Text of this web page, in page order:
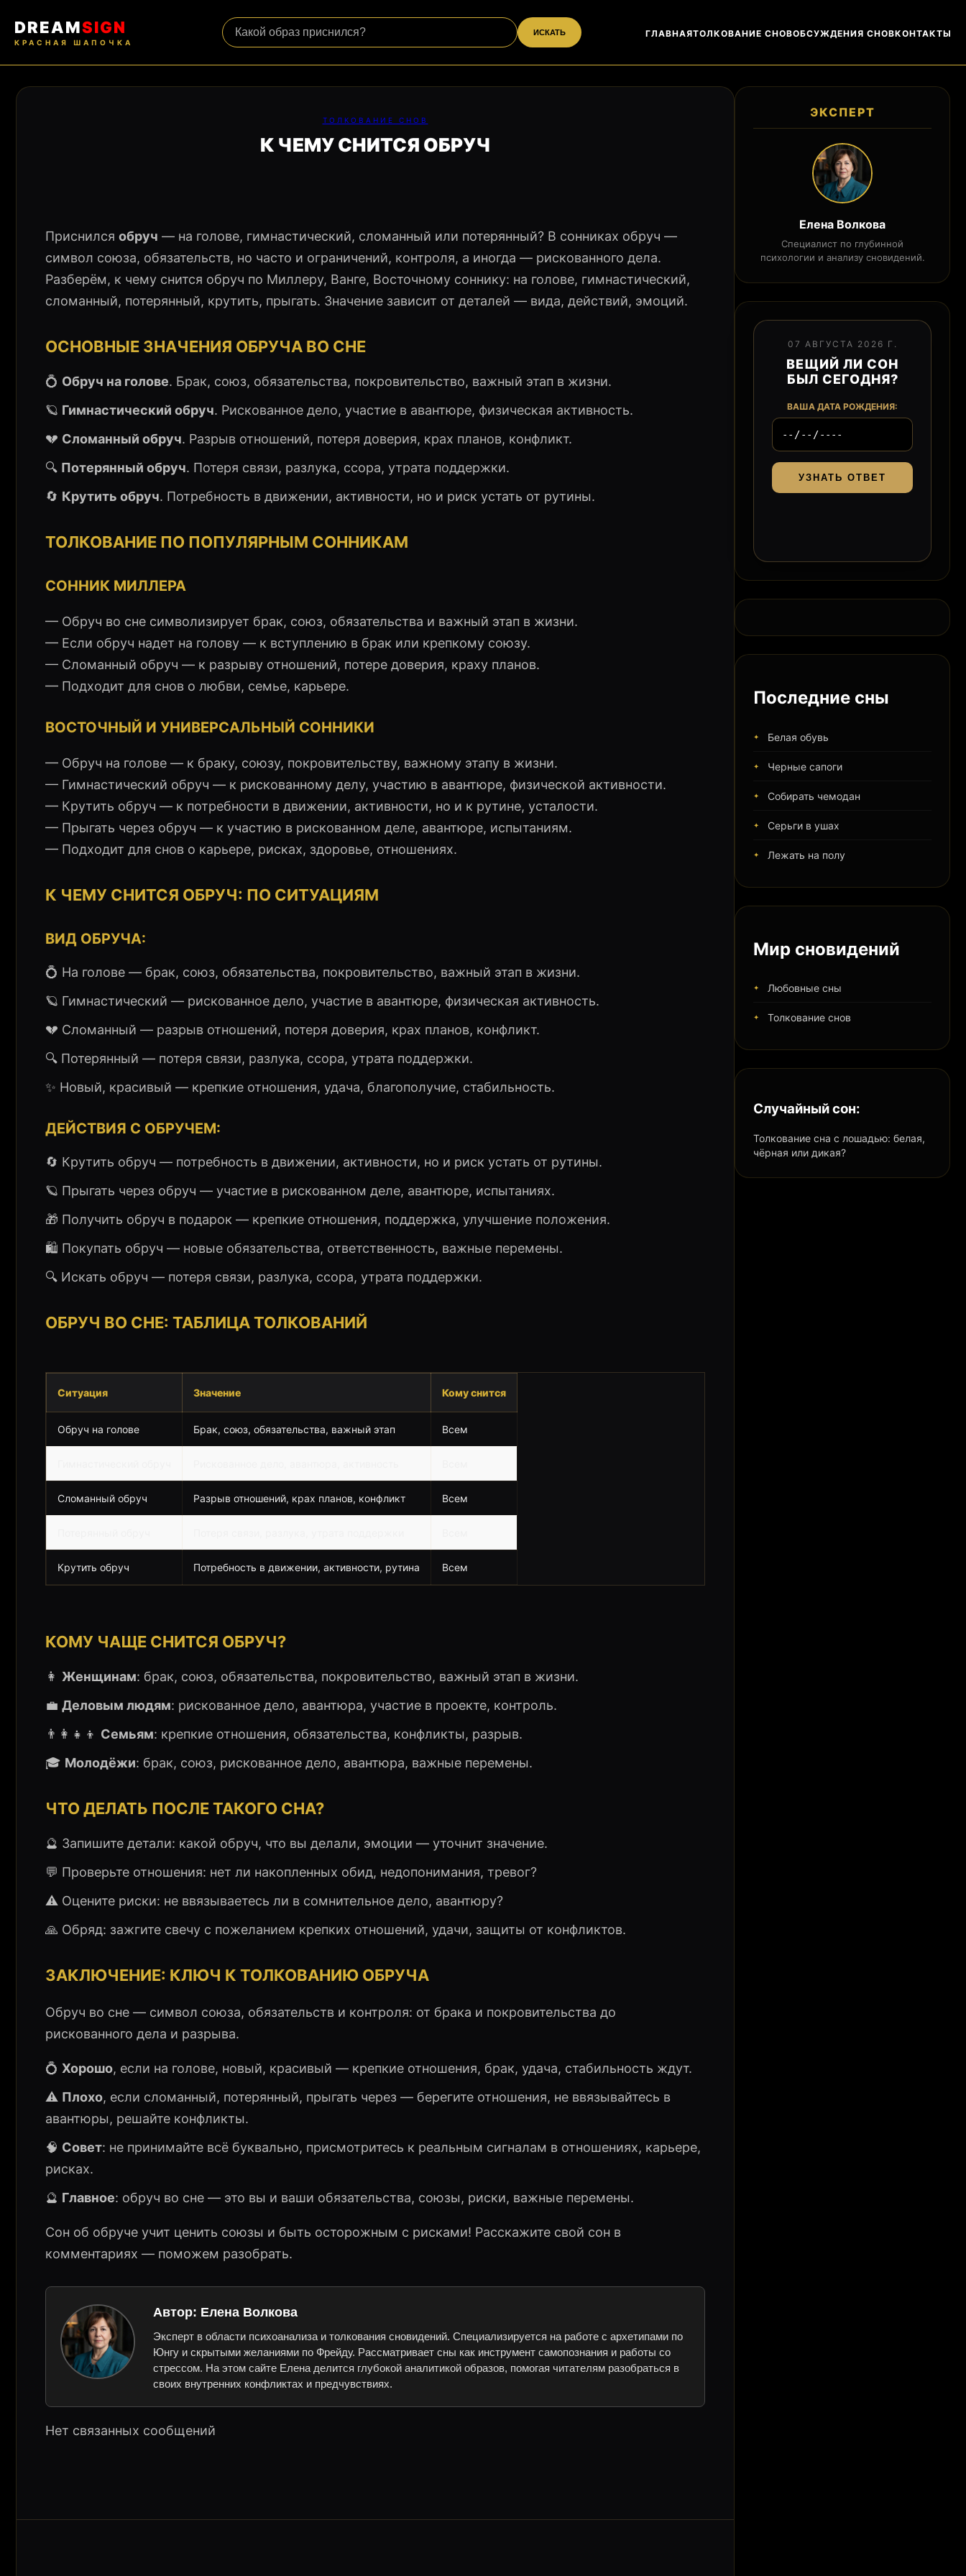
DREAMSIGN
КРАСНАЯ ШАПОЧКА
ИСКАТЬ ГЛАВНАЯТОЛКОВАНИЕ СНОВОБСУЖДЕНИЯ СНОВКОНТАКТЫ
ТОЛКОВАНИЕ СНОВ
К ЧЕМУ СНИТСЯ ОБРУЧ
Приснился обруч — на голове, гимнастический, сломанный или потерянный? В сонниках обруч —
символ союза, обязательств, но часто и ограничений, контроля, а иногда — рискованного дела.
Разберём, к чему снится обруч по Миллеру, Ванге, Восточному соннику: на голове, гимнастический,
сломанный, потерянный, крутить, прыгать. Значение зависит от деталей — вида, действий, эмоций.
ОСНОВНЫЕ ЗНАЧЕНИЯ ОБРУЧА ВО СНЕ
💍 Обруч на голове. Брак, союз, обязательства, покровительство, важный этап в жизни.
🪐 Гимнастический обруч. Рискованное дело, участие в авантюре, физическая активность.
💔 Сломанный обруч. Разрыв отношений, потеря доверия, крах планов, конфликт.
🔍 Потерянный обруч. Потеря связи, разлука, ссора, утрата поддержки.
🔄 Крутить обруч. Потребность в движении, активности, но и риск устать от рутины.
ТОЛКОВАНИЕ ПО ПОПУЛЯРНЫМ СОННИКАМ
СОННИК МИЛЛЕРА
— Обруч во сне символизирует брак, союз, обязательства и важный этап в жизни.
— Если обруч надет на голову — к вступлению в брак или крепкому союзу.
— Сломанный обруч — к разрыву отношений, потере доверия, краху планов.
— Подходит для снов о любви, семье, карьере.
ВОСТОЧНЫЙ И УНИВЕРСАЛЬНЫЙ СОННИКИ
— Обруч на голове — к браку, союзу, покровительству, важному этапу в жизни.
— Гимнастический обруч — к рискованному делу, участию в авантюре, физической активности.
— Крутить обруч — к потребности в движении, активности, но и к рутине, усталости.
— Прыгать через обруч — к участию в рискованном деле, авантюре, испытаниям.
— Подходит для снов о карьере, рисках, здоровье, отношениях.
К ЧЕМУ СНИТСЯ ОБРУЧ: ПО СИТУАЦИЯМ
ВИД ОБРУЧА:
💍 На голове — брак, союз, обязательства, покровительство, важный этап в жизни.
🪐 Гимнастический — рискованное дело, участие в авантюре, физическая активность.
💔 Сломанный — разрыв отношений, потеря доверия, крах планов, конфликт.
🔍 Потерянный — потеря связи, разлука, ссора, утрата поддержки.
✨ Новый, красивый — крепкие отношения, удача, благополучие, стабильность.
ДЕЙСТВИЯ С ОБРУЧЕМ:
🔄 Крутить обруч — потребность в движении, активности, но и риск устать от рутины.
🪐 Прыгать через обруч — участие в рискованном деле, авантюре, испытаниях.
🎁 Получить обруч в подарок — крепкие отношения, поддержка, улучшение положения.
🛍️ Покупать обруч — новые обязательства, ответственность, важные перемены.
🔍 Искать обруч — потеря связи, разлука, ссора, утрата поддержки.
ОБРУЧ ВО СНЕ: ТАБЛИЦА ТОЛКОВАНИЙ
Ситуация Значение Кому снится
Обруч на голове Брак, союз, обязательства, важный этап Всем
Сломанный обруч Разрыв отношений, крах планов, конфликт Всем
Крутить обруч Потребность в движении, активности, рутина Всем
КОМУ ЧАЩЕ СНИТСЯ ОБРУЧ?
👩 Женщинам: брак, союз, обязательства, покровительство, важный этап в жизни.
💼 Деловым людям: рискованное дело, авантюра, участие в проекте, контроль.
👨‍👩‍👧‍👦 Семьям: крепкие отношения, обязательства, конфликты, разрыв.
🎓 Молодёжи: брак, союз, рискованное дело, авантюра, важные перемены.
ЧТО ДЕЛАТЬ ПОСЛЕ ТАКОГО СНА?
🔮 Запишите детали: какой обруч, что вы делали, эмоции — уточнит значение.
💬 Проверьте отношения: нет ли накопленных обид, недопонимания, тревог?
⚠️ Оцените риски: не ввязываетесь ли в сомнительное дело, авантюру?
🙏 Обряд: зажгите свечу с пожеланием крепких отношений, удачи, защиты от конфликтов.
ЗАКЛЮЧЕНИЕ: КЛЮЧ К ТОЛКОВАНИЮ ОБРУЧА
Обруч во сне — символ союза, обязательств и контроля: от брака и покровительства до
рискованного дела и разрыва.
💍 Хорошо, если на голове, новый, красивый — крепкие отношения, брак, удача, стабильность ждут.
⚠️ Плохо, если сломанный, потерянный, прыгать через — берегите отношения, не ввязывайтесь в
авантюры, решайте конфликты.
🧠 Совет: не принимайте всё буквально, присмотритесь к реальным сигналам в отношениях, карьере,
рисках.
🔮 Главное: обруч во сне — это вы и ваши обязательства, союзы, риски, важные перемены.
Сон об обруче учит ценить союзы и быть осторожным с рисками! Расскажите свой сон в
комментариях — поможем разобрать.
Автор: Елена Волкова
Эксперт в области психоанализа и толкования сновидений. Специализируется на работе с архетипами по
Юнгу и скрытыми желаниями по Фрейду. Рассматривает сны как инструмент самопознания и работы со
стрессом. На этом сайте Елена делится глубокой аналитикой образов, помогая читателям разобраться в
своих внутренних конфликтах и предчувствиях.
Нет связанных сообщений
ЭКСПЕРТ
Елена Волкова
Специалист по глубинной
психологии и анализу сновидений.
07 АВГУСТА 2026 Г.
ВЕЩИЙ ЛИ СОН
БЫЛ СЕГОДНЯ?
ВАША ДАТА РОЖДЕНИЯ:
УЗНАТЬ ОТВЕТ
Последние сны
Белая обувь
Черные сапоги
Собирать чемодан
Серьги в ушах
Лежать на полу
Мир сновидений
Любовные сны
Толкование снов
Случайный сон:
Толкование сна с лошадью: белая,
чёрная или дикая?